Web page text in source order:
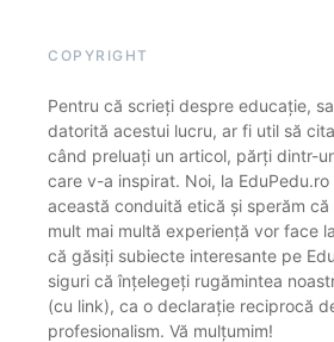
COPYRIGHT
Pentru că scrieți despre educație,
datorită acestui lucru, ar fi util să
când preluați un articol, părți dintr-
care v-a inspirat. Noi, la
această conduită etică și sperăm
mult mai multă experiență vor face
că găsiți subiecte interesante pe
siguri că înțelegeți rugămintea
(cu link), ca o declarație reciprocă
profesionalism. Vă mulțumim!